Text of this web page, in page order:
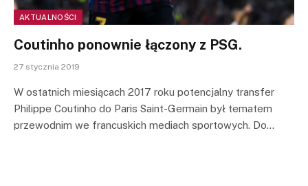
AKTUALNOŚCI
Coutinho ponownie łączony z PSG.
27 stycznia 2019
W ostatnich miesiącach 2017 roku potencjalny transfer
Philippe Coutinho do Paris Saint-Germain był tematem
przewodnim we francuskich mediach sportowych. Do…